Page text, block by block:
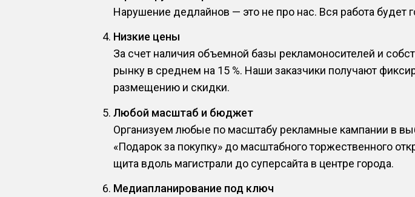
Нарушение дедлайнов — это не про нас. Вся работа будет
Низкие цены
За счет наличия объемной базы рекламоносителей и
рынку в среднем на 15 %. Наши заказчики получают
размещению и скидки.
Любой масштаб и бюджет
Организуем любые по масштабу рекламные кампании в
«Подарок за покупку» до масштабного торжественного
щита вдоль магистрали до суперсайта в центре города.
Медиапланирование под ключ